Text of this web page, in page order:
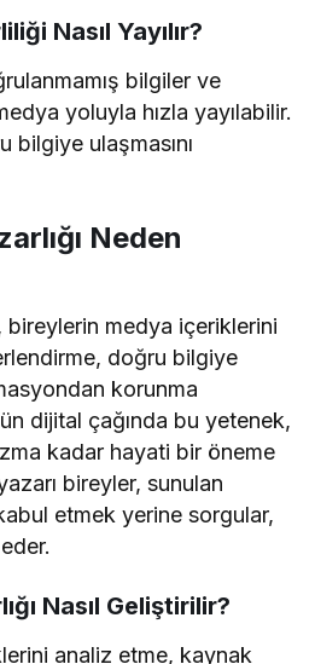
Nasıl Yayılır?
bilgiler ve
yoluyla hızla yayılabilir.
bilgiye ulaşmasını
Neden
bireylerin medya içeriklerini
doğru bilgiye
korunma
dijital çağında bu yetenek,
kadar hayati bir öneme
bireyler, sunulan
etmek yerine sorgular,
Nasıl Geliştirilir?
analiz etme, kaynak